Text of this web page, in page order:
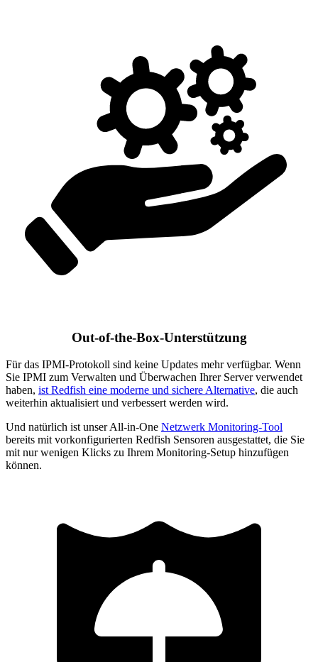
Out-of-the-Box-Unterstützung
Für das IPMI-Protokoll sind keine Updates mehr verfügbar. Wenn
Sie IPMI zum Verwalten und Überwachen Ihrer Server verwendet
haben, ist Redfish eine moderne und sichere Alternative, die auch
weiterhin aktualisiert und verbessert werden wird.
Und natürlich ist unser All-in-One Netzwerk Monitoring-Tool
bereits mit vorkonfigurierten Redfish Sensoren ausgestattet, die Sie
mit nur wenigen Klicks zu Ihrem Monitoring-Setup hinzufügen
können.